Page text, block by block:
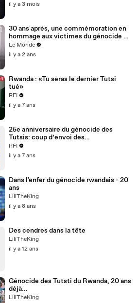
il y a 3 mois
30 ans après, une commémoration en
hommage aux victimes du génocide au
Rwanda
Le Monde
il y a 2 ans
Rwanda : «Tu seras le dernier Tutsi
tué»
RFI
il y a 7 ans
25e anniversaire du génocide des
Tutsis: coup d’envoi des
commémorations
RFI
il y a 7 ans
Dans l'enfer du génocide rwandais - 20
ans
LiliTheKing
il y a 8 ans
Des cendres dans la tête
LiliTheKing
il y a 12 ans
Génocide des Tutsti du Rwanda, 20 ans
déjà...
LiliTheKing